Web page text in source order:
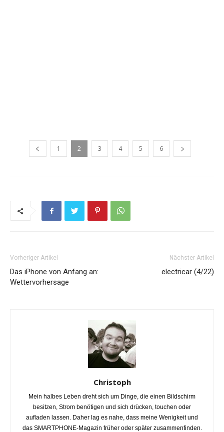
1 2 3 4 5 6
Vorheriger Artikel
Das iPhone von Anfang an:
Wettervorhersage
Nächster Artikel
electricar (4/22)
Christoph
Mein halbes Leben dreht sich um Dinge, die einen Bildschirm
besitzen, Strom benötigen und sich drücken, touchen oder
aufladen lassen. Daher lag es nahe, dass meine Wenigkeit und
das SMARTPHONE-Magazin früher oder später zusammenfinden.